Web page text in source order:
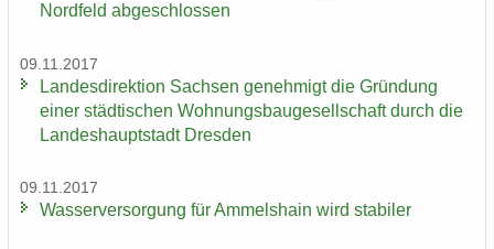
Nordfeld ab­ge­schlos­sen
09.11.2017
Lan­des­di­rek­ti­on Sach­sen ge­neh­migt die Grün­dung
einer städ­ti­schen Woh­nungs­bau­ge­sell­schaft durch die
Lan­des­haupt­stadt Dres­den
09.11.2017
Was­ser­ver­sor­gung für Am­mels­hain wird sta­bi­ler